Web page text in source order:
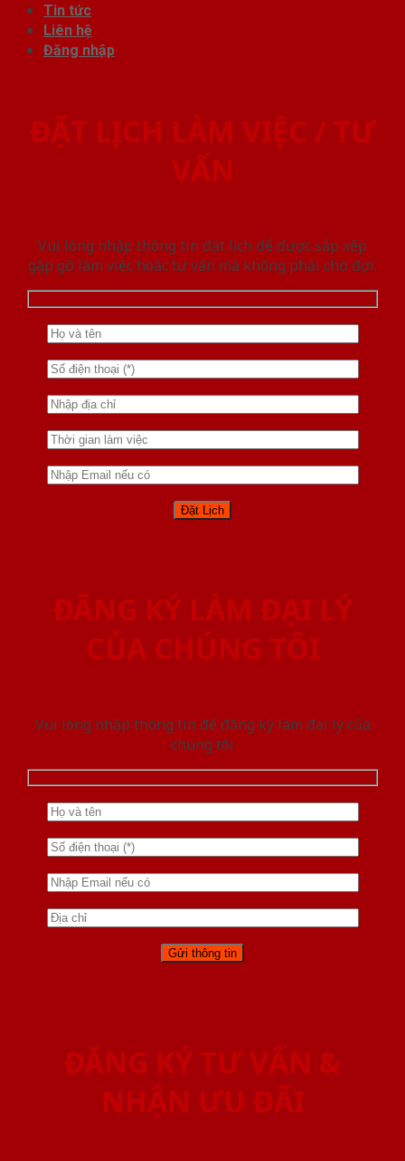
Tin tức
Liên hệ
Đăng nhập
ĐẶT LỊCH LÀM VIỆC / TƯ
VẤN
Vui lòng nhập thông tin đặt lịch để được sắp xếp
gặp gỡ làm việc hoăc tư vấn mà không phải chờ đợi.
ĐĂNG KÝ LÀM ĐẠI LÝ
CỦA CHÚNG TÔI
Vui lòng nhập thông tin để đăng ký làm đại lý của
chúng tôi
ĐĂNG KÝ TƯ VẤN &
NHẬN ƯU ĐÃI